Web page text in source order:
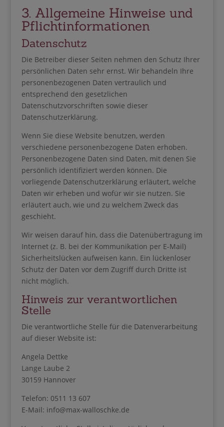
3. Allgemeine Hinweise und
Pflicht­informationen
Datenschutz
Die Betreiber dieser Seiten nehmen den Schutz Ihrer
persönlichen Daten sehr ernst. Wir behandeln Ihre
personenbezogenen Daten vertraulich und
entsprechend den gesetzlichen
Datenschutzvorschriften sowie dieser
Datenschutzerklärung.
Wenn Sie diese Website benutzen, werden
verschiedene personenbezogene Daten erhoben.
Personenbezogene Daten sind Daten, mit denen Sie
persönlich identifiziert werden können. Die
vorliegende Datenschutzerklärung erläutert, welche
Daten wir erheben und wofür wir sie nutzen. Sie
erläutert auch, wie und zu welchem Zweck das
geschieht.
Wir weisen darauf hin, dass die Datenübertragung im
Internet (z. B. bei der Kommunikation per E-Mail)
Sicherheitslücken aufweisen kann. Ein lückenloser
Schutz der Daten vor dem Zugriff durch Dritte ist
nicht möglich.
Hinweis zur verantwortlichen
Stelle
Die verantwortliche Stelle für die Datenverarbeitung
auf dieser Website ist:
Angela Dettke
Lange Laube 2
30159 Hannover
Telefon: 0511 13 607
E-Mail: info@max-walloschke.de